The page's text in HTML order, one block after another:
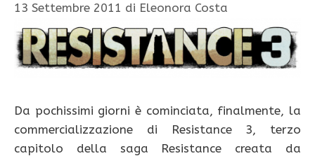
13 Settembre 2011 di Eleonora Costa
Da pochissimi giorni è cominciata, finalmente, la
commercializzazione di Resistance 3, terzo
capitolo della saga Resistance creata da